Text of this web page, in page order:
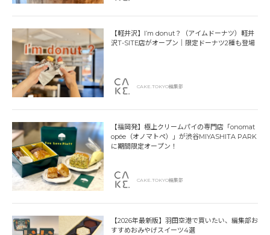
【軽井沢】I’m donut？（アイムドーナツ）軽井
沢T-SITE店がオープン｜限定ドーナツ2種も登場
CAKE.TOKYO編集部
【福岡発】極上クリームパイの専門店「onomat
opée（オノマトペ）」が渋谷MIYASHITA PARK
に期間限定オープン！
CAKE.TOKYO編集部
【2026年最新版】羽田空港で買いたい、編集部お
すすめおみやげスイーツ4選